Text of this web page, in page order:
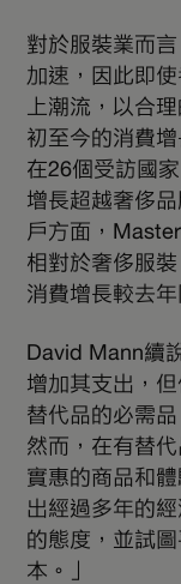
對於服裝業而
加速，因此即
上潮流，以合
初至今的消費
在26個受訪國
增長超越奢侈
戶方面，
相對於奢侈服
消費增長較去
David Mann續
增加其支出，
替代品的必需
然而，在有替
實惠的商品和
出經過多年的
的態度，並試
本。」